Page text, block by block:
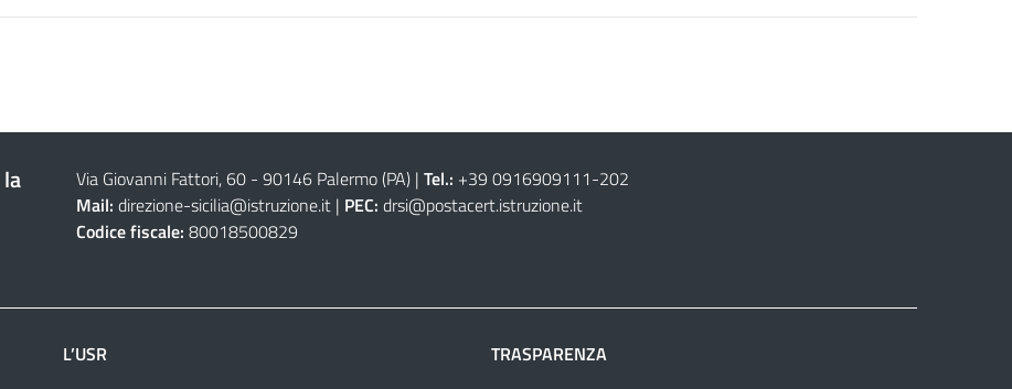
Via Giovanni Fattori, 60 - 90146 Palermo (PA)| Tel.: +39 0916909111-202
Mail: direzione-sicilia@istruzione.it| PEC: drsi@postacert.istruzione.it
Codice fiscale: 80018500829
L’USR TRASPARENZA